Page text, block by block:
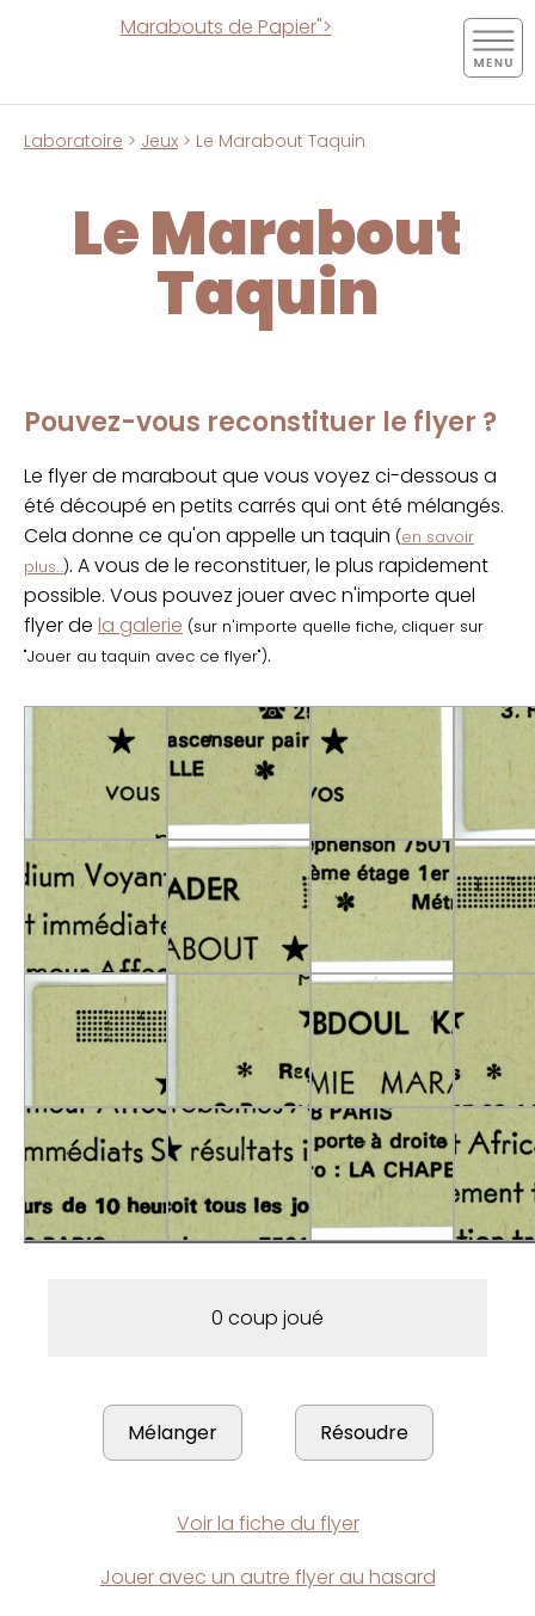
Marabouts de Papier">
Laboratoire > Jeux > Le Marabout Taquin
Le Marabout
Taquin
Pouvez-vous reconstituer le flyer ?
Le flyer de marabout que vous voyez ci-dessous a
été découpé en petits carrés qui ont été mélangés.
Cela donne ce qu'on appelle un taquin (en savoir
plus...). A vous de le reconstituer, le plus rapidement
possible. Vous pouvez jouer avec n'importe quel
flyer de la galerie (sur n'importe quelle fiche, cliquer sur
"Jouer au taquin avec ce flyer").
0 coup joué
Voir la fiche du flyer
Jouer avec un autre flyer au hasard